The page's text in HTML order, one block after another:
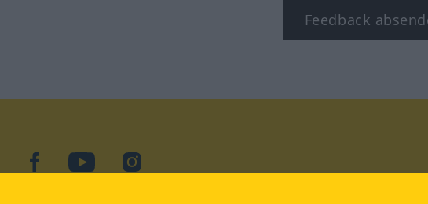
Feedback
facebookYouTubeInstagram